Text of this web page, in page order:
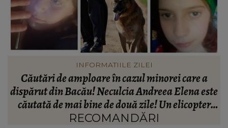
VEDETE
Peste ce anume nu ar putea trece Anamaria
Prodan în relație. Impresara spune lucrurilor pe
nume: “Nu cred că este ceea ce trebuie pentru
familie.”
RECOMANDĂRI